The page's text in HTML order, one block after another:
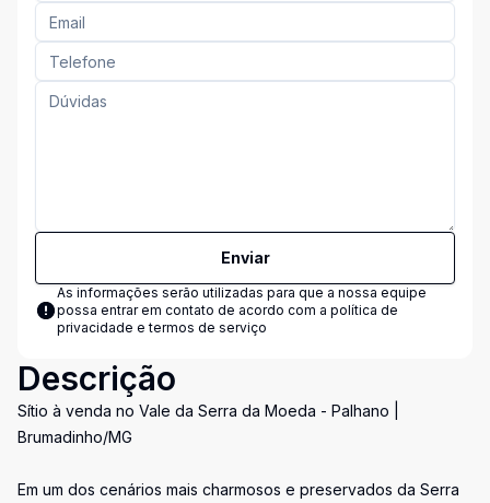
Enviar
As informações serão utilizadas para que a nossa equipe
possa entrar em contato de acordo com a política de
privacidade e termos de serviço
Descrição
Sítio à venda no Vale da Serra da Moeda - Palhano |
Brumadinho/MG
Em um dos cenários mais charmosos e preservados da Serra